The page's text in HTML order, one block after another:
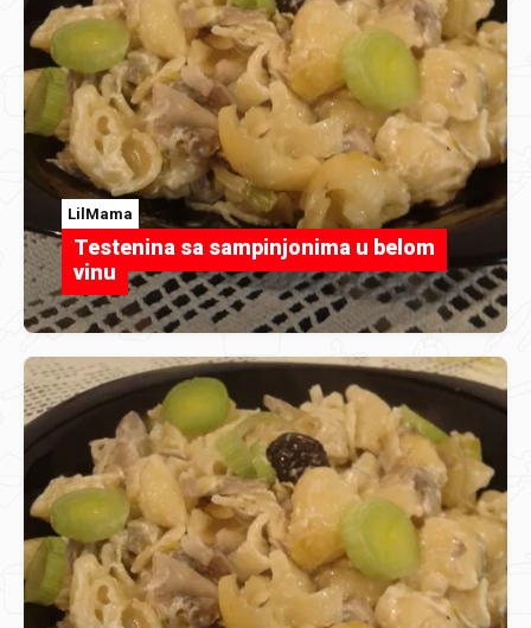
LilMama
Testenina sa sampinjonima u belom
vinu